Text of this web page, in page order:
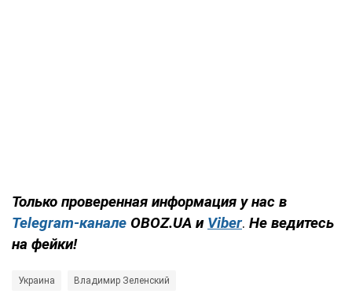
Только проверенная информация у нас в
Telegram-канале OBOZ.UA и Viber. Не ведитесь
на фейки!
Украина Владимир Зеленский